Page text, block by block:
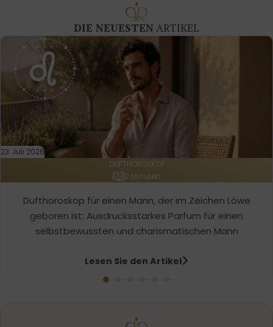
DIE NEUESTEN ARTIKEL
23. Juli 2026
DUFTHOROSKOP
2 Minuten
Dufthoroskop für einen Mann, der im Zeichen Löwe
geboren ist: Ausdrucksstarkes Parfum für einen
selbstbewussten und charismatischen Mann
Lesen Sie den Artikel